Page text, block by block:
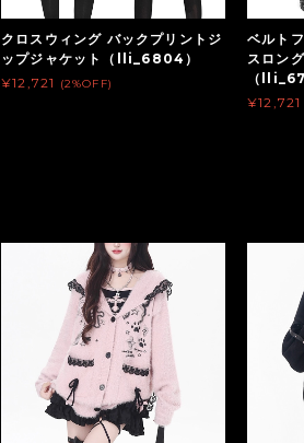
クロスウィング バックプリントジ
ップジャケット（lli_6804）
¥12,721
(2%OFF)
ベルト
スロン
（
¥12,721